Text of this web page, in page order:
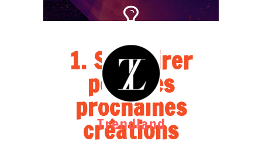
1. S'inspirer
pour ses
prochaines
créations
Trendland